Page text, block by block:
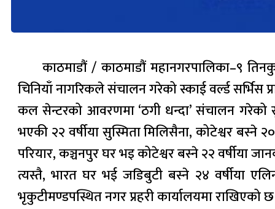
काठमाडौं / काठमाडौं महानगरपालिका–९
चिनियाँ नागरिकले संचालन गरेको स्काई वर्ल्ड सर्भिस
कल सेन्टरको आवरणमा ‘ठगी धन्दा’ संचालन गरेको
भएकी २२ वर्षीया सुस्मिता मिलिसैना, कोटेश्वर बस्ने
परियार, कञ्चनपुर घर भइ कोटेश्वर बस्ने २२ वर्षीया
त्यस्तै, भारत घर भई जडिबुटी बस्ने २४ वर्षीया
भृकुटीमण्डपस्थित नगर प्रहरी कार्यालयमा राखिएको